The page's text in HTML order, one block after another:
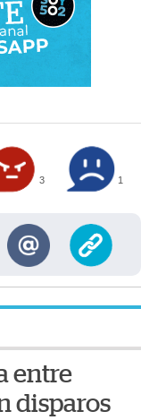
3 1
entre
disparos